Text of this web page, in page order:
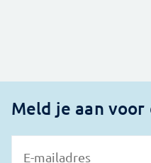
Meld je aan